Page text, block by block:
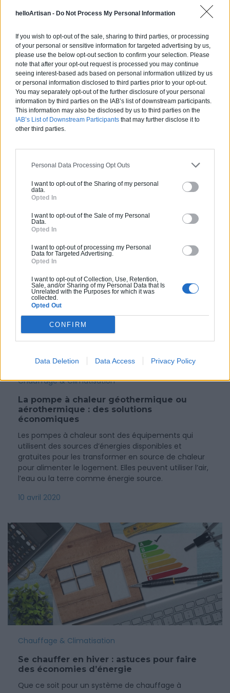
helloArtisan - Do Not Process My Personal Information
If you wish to opt-out of the sale, sharing to third parties, or processing
of your personal or sensitive information for targeted advertising by us,
please use the below opt-out section to confirm your selection. Please
note that after your opt-out request is processed you may continue
seeing interest-based ads based on personal information utilized by us
or personal information disclosed to third parties prior to your opt-out.
You may separately opt-out of the further disclosure of your personal
information by third parties on the IAB’s list of downstream participants.
This information may also be disclosed by us to third parties on the
IAB’s List of Downstream Participants that may further disclose it to
other third parties.
Personal Data Processing Opt Outs
I want to opt-out of the Sharing of my personal
data.
Opted In
I want to opt-out of the Sale of my Personal
Data.
Opted In
I want to opt-out of processing my Personal
Data for Targeted Advertising.
Opted In
I want to opt-out of Collection, Use, Retention,
Sale, and/or Sharing of my Personal Data that Is
Unrelated with the Purposes for which it was
collected.
Opted Out
CONFIRM
Data Deletion Data Access Privacy Policy
Vous souhaitez une estimation
pour vos travaux ?
helloArtisan vous accompagne de la simple
mise en relation avec un professionnel de
qualité jusqu'à la prise en charge de A à Z de
vos projets de constructions ou d'extensions.
Obtenez des devis ! Trouvez des professionnels
à côté de chez vous.
Ces articles pourraient
vous
intéresser
Chauffage & Climatisation
La pompe à chaleur géothermique ou
aérothermique : des solutions
économiques
Les pompes à chaleur sont des équipements qui
utilisent des sources d’énergies disponibles et
gratuites pour les transformer en source de chaleur
pour alimenter le logement. Elles peuvent utiliser l’air,
l’eau ou la terre comme énergie source.
10 avril 2020
Chauffage & Climatisation
Se chauffer en hiver : astuces pour faire
des économies d’énergie
Que ce soit pour un système de chauffage à